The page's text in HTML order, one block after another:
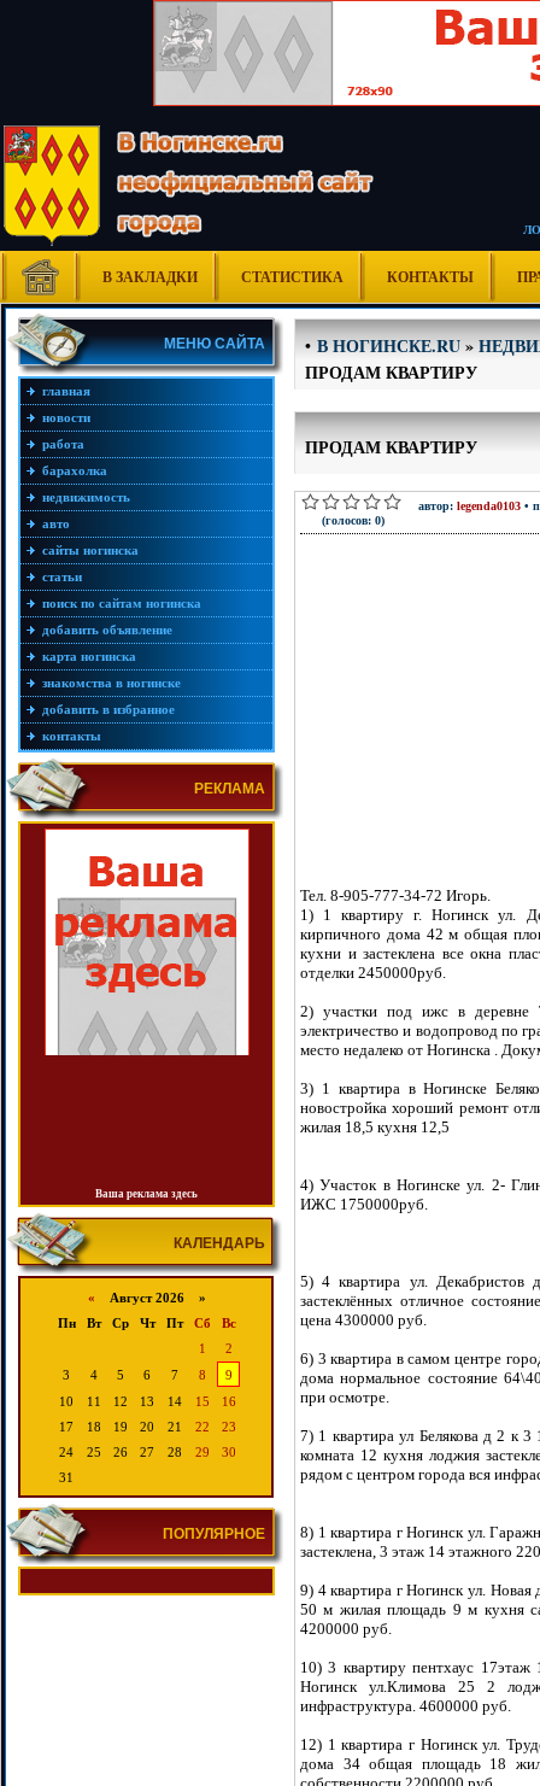
В ЗАКЛАДКИ СТАТИСТИКА КОНТАКТЫ
МЕНЮ САЙТА
главная
новости
работа
барахолка
недвижимость
авто
сайты ногинска
статьи
поиск по сайтам ногинска
добавить объявление
карта ногинска
знакомства в ногинске
добавить в избранное
контакты
РЕКЛАМА
Ваша реклама здесь
КАЛЕНДАРЬ
« Август 2026 »
Пн
Вт Ср Чт Пт Сб
Вс
1
2
3
4 5 6 7 8
9
10
11 12 13 14 15
16
17
18 19 20 21 22
23
24
25 26 27 28 29
30
31
ПОПУЛЯРНОЕ
•В НОГИНСКЕ.RU»
ПРОДАМ КВАРТИРУ
ПРОДАМ КВАРТИРУ
(голосов: 0)
автор: legenda0103 •
Тел. 8-905-777-34-72 Игорь.
1) 1 квартиру г. Ногинск ул.
кирпичного дома 42 м общая
кухни и застеклена все окна
отделки 2450000руб.
2) участки под ижс в
электричество и водопровод по
место недалеко от Ногинска .
3) 1 квартира в Ногинске
новостройка хороший ремонт
жилая 18,5 кухня 12,5
4) Участок в Ногинске ул. 2-
ИЖС 1750000руб.
5) 4 квартира ул.
застеклённых отличное
цена 4300000 руб.
6) 3 квартира в самом центре
дома нормальное состояние
при осмотре.
7) 1 квартира ул Белякова д 2 к
комната 12 кухня лоджия
рядом с центром города вся
8) 1 квартира г Ногинск ул.
застеклена, 3 этаж 14 этажного
9) 4 квартира г Ногинск ул.
50 м жилая площадь 9 м кухня
4200000 руб.
10) 3 квартиру пентхаус
Ногинск ул.Климова 25 2
инфраструктура. 4600000 руб.
12) 1 квартира г Ногинск ул.
дома 34 общая площадь 18